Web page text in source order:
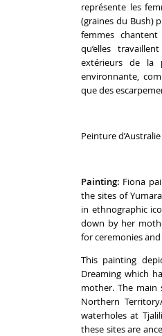
représente les
(graines du Bush)
femmes
qu’elles
extérieurs de la
environnante,
que des
Peinture
Painting: Fiona
the sites of
in ethnographic
down by her
for ceremonies
This painting
Dreaming which
mother. The main
Northern
waterholes at
these sites are